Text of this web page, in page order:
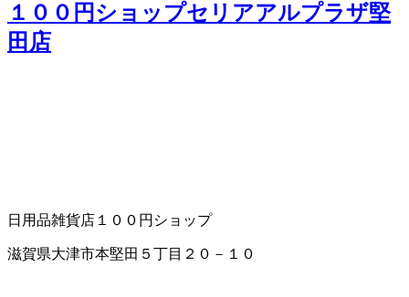
１００円ショップセリアアルプラザ堅
田店
日用品雑貨店 １００円ショップ
滋賀県大津市本堅田５丁目２０－１０